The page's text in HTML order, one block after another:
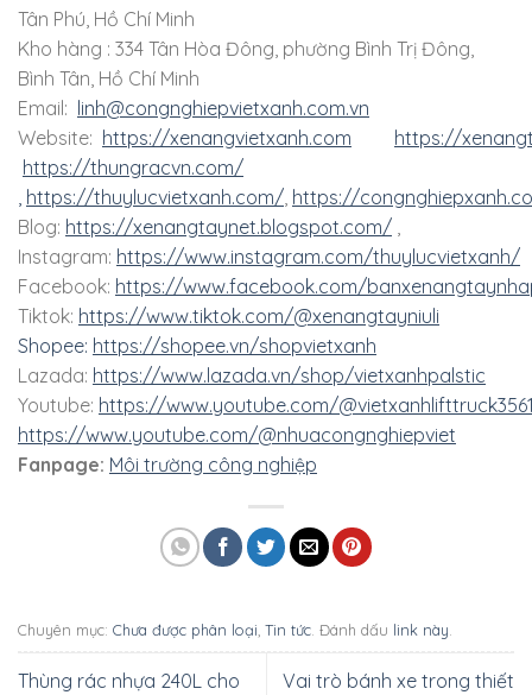
Tân Phú, Hồ Chí Minh
Kho hàng : 334 Tân Hòa Đông, phường Bình Trị Đông,
Bình Tân, Hồ Chí Minh
Email: linh@congnghiepvietxanh.com.vn
Website: https://xenangvietxanh.com
https://
https://thungracvn.com/
https://thuylucvietxanh.com/ https://
Blog: https://xenangtaynet.blogspot.com/
Instagram: https://www.instagram.com/thuylucvietxanh/
Facebook: https://www.facebook.com/
Tiktok: https://www.tiktok.com/@xenangtayniuli
Shopee: https://shopee.vn/shopvietxanh
Lazada: https://www.lazada.vn/shop/vietxanhpalstic
Youtube: https://www.youtube.com/
https://www.youtube.com/@nhuacongnghiepviet
Fanpage: Môi trường công nghiệp
Chuyên mục: Chưa được phân loại Tin tức . Đánh dấu link này
Thùng rác nhựa 240L cho
Vai trò bánh xe trong thiết